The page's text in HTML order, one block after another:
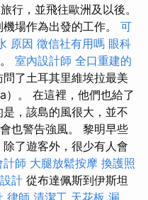
行，並飛往歐洲及以後。
場作為出發的工作。 可
原因 徵信社有用嗎 眼科
室內設計師 全口重建的
了土耳其里維埃拉最美
。 在這裡，他們也給了
，該島的風很大，並不
也警告強風。 黎明早些
了遊客外，很少有人會
計師 大腿放鬆按摩 換護照
計 從布達佩斯到伊斯坦
律師 清潔工 天花板 漏